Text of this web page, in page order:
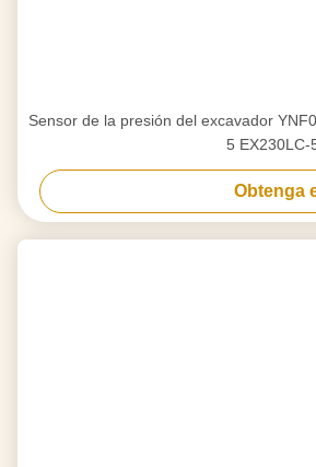
Sensor de la presión del excavador
5 EX230LC-
Obtenga